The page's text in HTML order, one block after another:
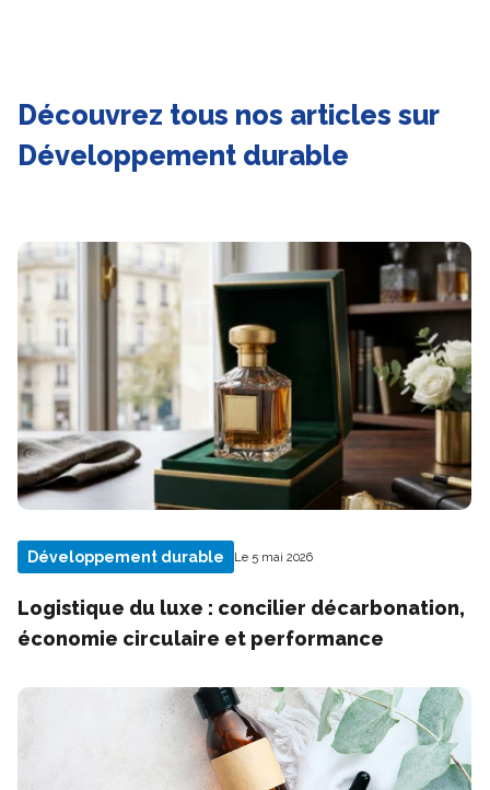
Découvrez tous nos articles sur
Développement durable
Développement durable Le 5 mai 2026
Logistique du luxe : concilier décarbonation,
économie circulaire et performance